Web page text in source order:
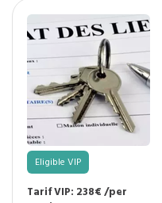
Eligible VIP
Tarif VIP: 238€ /per